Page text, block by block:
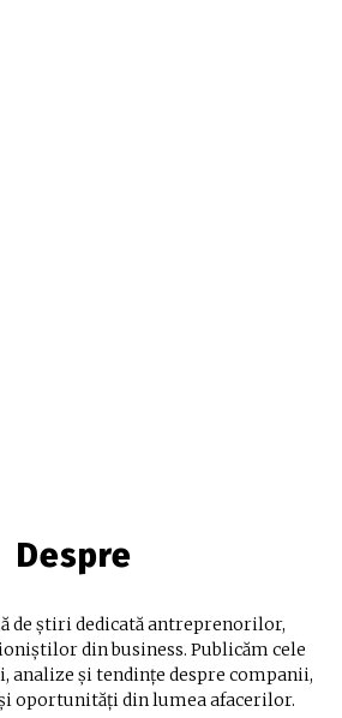
Despre
de știri dedicată antreprenorilor,
din business. Publicăm cele
și tendințe despre companii,
oportunități din lumea afacerilor.